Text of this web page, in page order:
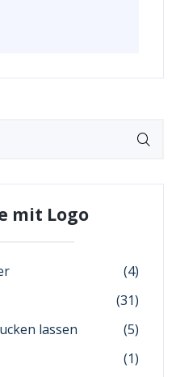
mit Logo
(4)
(31)
lassen
(5)
(1)